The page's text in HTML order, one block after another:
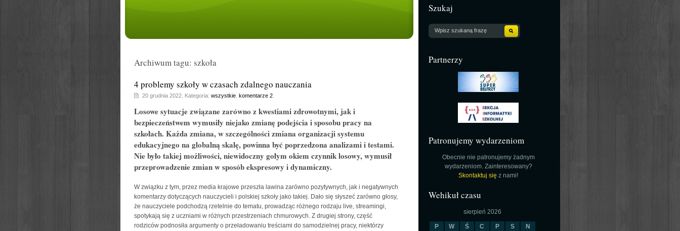
Archiwum tagu: szkoła
4 problemy szkoły w czasach zdalnego nauczania
20 grudnia 2022. Kategoria: wszystkie. komentarze 2.
Losowe sytuacje związane zarówno z kwestiami zdrowotnymi, jak i
bezpieczeństwem wymusiły niejako zmianę podejścia i sposobu pracy na
szkołach. Każda zmiana, w szczególności zmiana organizacji systemu
edukacyjnego na globalną skalę, powinna być poprzedzona analizami i testami.
Nie było takiej możliwości, niewidoczny gołym okiem czynnik losowy, wymusił
przeprowadzenie zmian w sposób ekspresowy i dynamiczny.
W związku z tym, przez media krajowe przeszła lawina zarówno pozytywnych, jak i negatywnych
komentarzy dotyczących nauczycieli i polskiej szkoły jako takiej. Dało się słyszeć zarówno głosy,
że nauczyciele podchodzą rzetelnie do tematu, prowadząc różnego rodzaju live, streamingi,
spotykają się z uczniami w różnych przestrzeniach chmurowych. Z drugiej strony, część
rodziców podnosiła argumenty o przeładowaniu treściami do samodzielnej pracy, niektórzy
Szukaj
Partnerzy
Patronujemy wydarzeniom
Obecnie nie patronujemy żadnym
wydarzeniom. Zainteresowany?
Skontaktuj się z nami!
Wehikuł czasu
sierpień 2026
P W Ś C P S
N